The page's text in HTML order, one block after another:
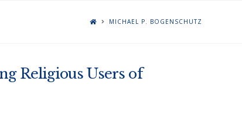
MICHAEL P. BOGENSCHUTZ
Religious Users of